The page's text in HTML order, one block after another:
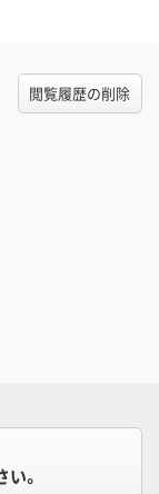
閲覧履歴の削除
。